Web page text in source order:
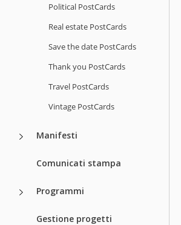
Political PostCards
Real estate PostCards
Save the date PostCards
Thank you PostCards
Travel PostCards
Vintage PostCards
Manifesti
Comunicati stampa
Programmi
Gestione progetti